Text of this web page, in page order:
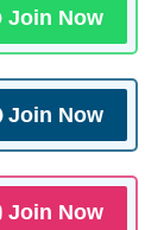
Join Now
Join Now
Join Now